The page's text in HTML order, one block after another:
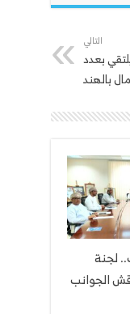
التالي
بعدد
بالهند
لجنة
الجوانب